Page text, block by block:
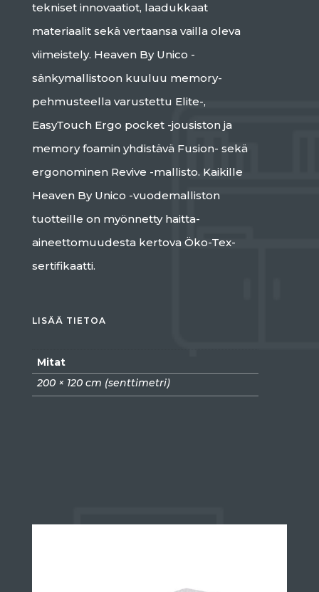
tekniset innovaatiot, laadukkaat
materiaalit sekä vertaansa vailla oleva
viimeistely. Heaven By Unico -
sänkymallistoon kuuluu memory-
pehmusteella varustettu Elite-,
EasyTouch Ergo pocket -jousiston ja
memory foamin yhdistävä Fusion- sekä
ergonominen Revive -mallisto. Kaikille
Heaven By Unico -vuodemalliston
tuotteille on myönnetty haitta-
aineettomuudesta kertova Öko-Tex-
sertifikaatti.
LISÄÄ TIETOA
Mitat
200 × 120 cm (senttimetri)